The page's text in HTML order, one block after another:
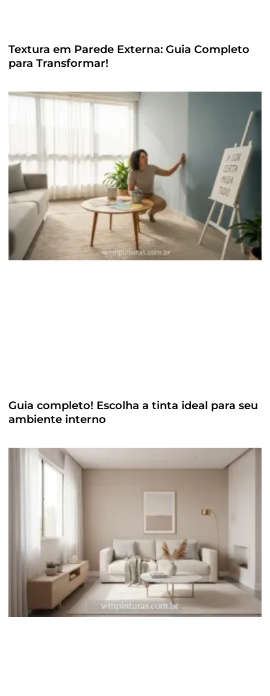
Textura em Parede Externa: Guia Completo
para Transformar!
Guia completo! Escolha a tinta ideal para seu
ambiente interno